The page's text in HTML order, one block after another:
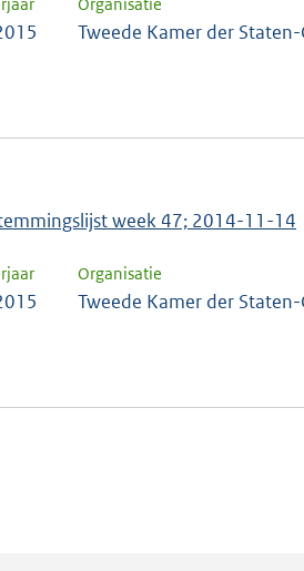
Tweede Kamer der Staten-
week 47; 2014-11-14
Organisatie
Tweede Kamer der Staten-